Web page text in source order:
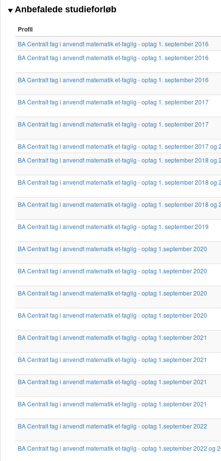
Anbefalede studieforløb
Profil
BA Centralt fag i anvendt matematik et-faglig - optag 1. september 2016
BA Centralt fag i anvendt matematik et-faglig - optag 1. september 2016
BA Centralt fag i anvendt matematik et-faglig - optag 1. september 2016
BA Centralt fag i anvendt matematik et-faglig - optag 1. september 2017
BA Centralt fag i anvendt matematik et-faglig - optag 1. september 2017
BA Centralt fag i anvendt matematik et-faglig - optag 1. september 2017 og
BA Centralt fag i anvendt matematik et-faglig - optag 1. september 2018 og
BA Centralt fag i anvendt matematik et-faglig - optag 1. september 2018 og
BA Centralt fag i anvendt matematik et-faglig - optag 1. september 2018 og
BA Centralt fag i anvendt matematik et-faglig - optag 1. september 2019
BA Centralt fag i anvendt matematik et-faglig - optag 1.september 2020
BA Centralt fag i anvendt matematik et-faglig - optag 1.september 2020
BA Centralt fag i anvendt matematik et-faglig - optag 1.september 2020
BA Centralt fag i anvendt matematik et-faglig - optag 1.september 2020
BA Centralt fag i anvendt matematik et-faglig - optag 1.september 2021
BA Centralt fag i anvendt matematik et-faglig - optag 1.september 2021
BA Centralt fag i anvendt matematik et-faglig - optag 1.september 2021
BA Centralt fag i anvendt matematik et-faglig - optag 1.september 2021
BA Centralt fag i anvendt matematik et-faglig - optag 1.september 2022
BA Centralt fag i anvendt matematik et-faglig - optag 1.september 2022 og